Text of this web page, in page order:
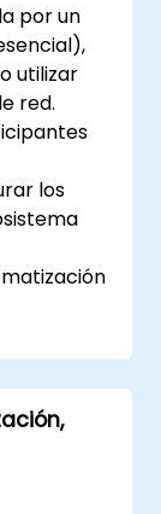
por un
utilizar
red.
los
ciclo de